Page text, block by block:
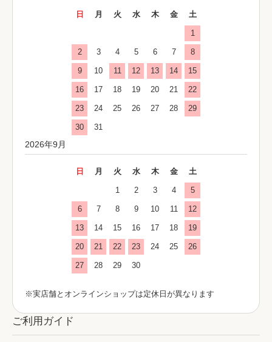
日 月 火 水 木 金 土
1
2 3 4 5 6 7 8
9 10 11 12 13 14 15
16 17 18 19 20 21 22
23 24 25 26 27 28 29
30 31
2026年9月
日 月 火 水 木 金 土
1 2 3 4 5
6 7 8 9 10 11 12
13 14 15 16 17 18 19
20 21 22 23 24 25 26
27 28 29 30
※実店舗とオンラインショップは定休日が異なります
ご利用ガイド